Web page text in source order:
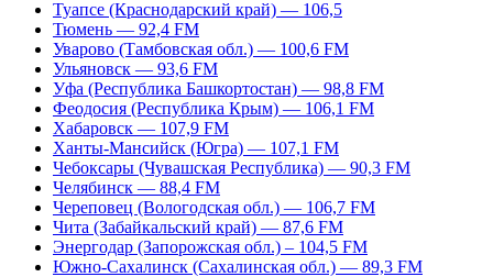
Туапсе (Краснодарский край) — 106,5
Тюмень — 92,4 FM
Уварово (Тамбовская обл.) — 100,6 FM
Ульяновск — 93,6 FM
Уфа (Республика Башкортостан) — 98,8 FM
Феодосия (Республика Крым) — 106,1 FM
Хабаровск — 107,9 FM
Ханты-Мансийск (Югра) — 107,1 FM
Чебоксары (Чувашская Республика) — 90,3 FM
Челябинск — 88,4 FM
Череповец (Вологодская обл.) — 106,7 FM
Чита (Забайкальский край) — 87,6 FM
Энергодар (Запорожская обл.) – 104,5 FM
Южно-Сахалинск (Сахалинская обл.) — 89,3 FM